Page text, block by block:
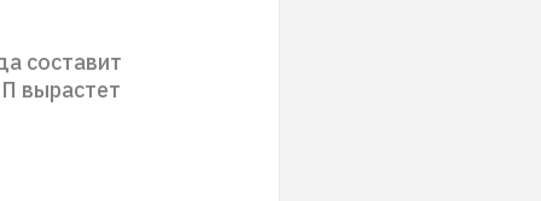
составит
вырастет